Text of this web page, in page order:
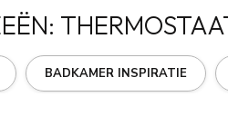
BADKAMER INSPIRATIE